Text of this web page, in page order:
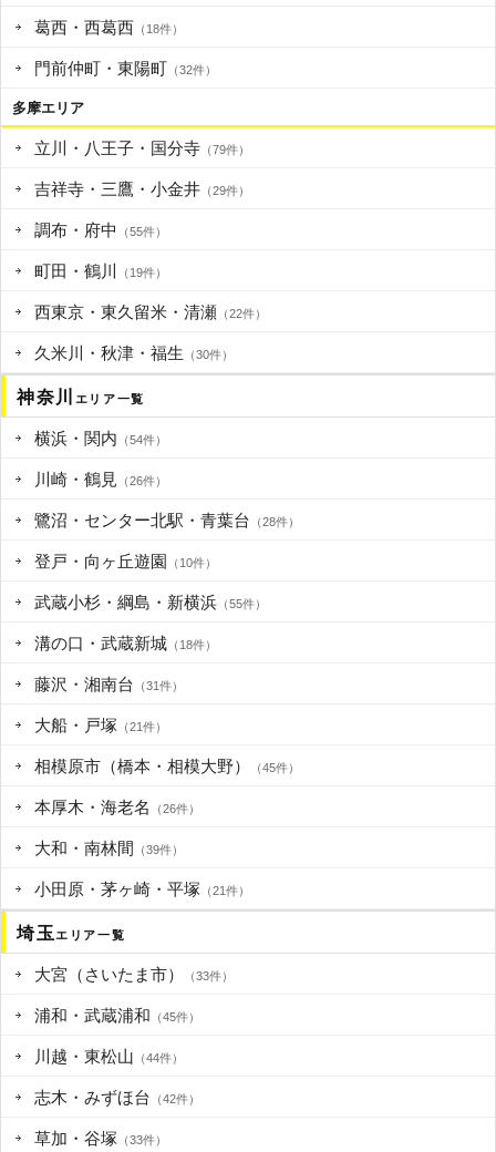
葛西・西葛西 （18件）
門前仲町・東陽町 （32件）
多摩エリア
立川・八王子・国分寺 （79件）
吉祥寺・三鷹・小金井 （29件）
調布・府中 （55件）
町田・鶴川 （19件）
西東京・東久留米・清瀬 （22件）
久米川・秋津・福生 （30件）
神奈川 エリア一覧
横浜・関内 （54件）
川崎・鶴見 （26件）
鷺沼・センター北駅・青葉台 （28件）
登戸・向ヶ丘遊園 （10件）
武蔵小杉・綱島・新横浜 （55件）
溝の口・武蔵新城 （18件）
藤沢・湘南台 （31件）
大船・戸塚 （21件）
相模原市（橋本・相模大野） （45件）
本厚木・海老名 （26件）
大和・南林間 （39件）
小田原・茅ヶ崎・平塚 （21件）
埼玉 エリア一覧
大宮（さいたま市） （33件）
浦和・武蔵浦和 （45件）
川越・東松山 （44件）
志木・みずほ台 （42件）
草加・谷塚 （33件）